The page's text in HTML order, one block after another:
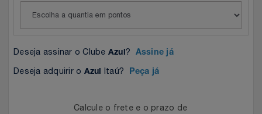
Cozinha
Extra
Individual
Deseja assinar o Clube Azul ? Assine já
Deseja adquirir o Azul Itaú? Peça já
Calcule o frete e o prazo de